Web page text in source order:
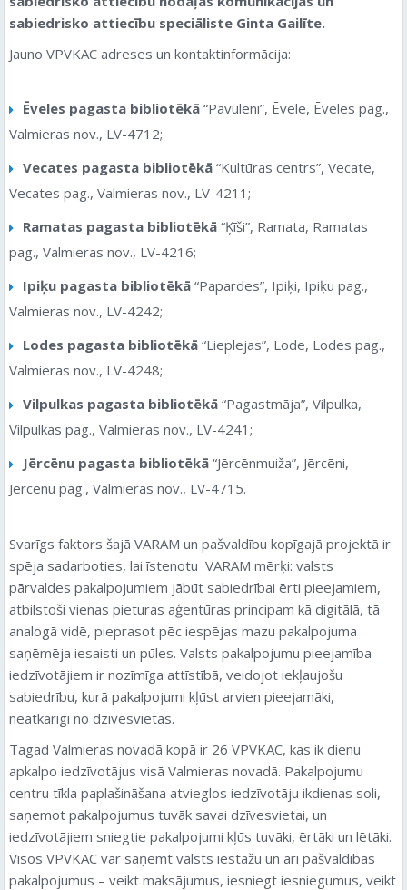
sabiedrisko attiecību speciāliste Ginta Gailīte.
Jauno VPVKAC adreses un kontaktinformācija:
Ēveles pagasta bibliotēkā “Pāvulēni”, Ēvele, Ēveles pag.,
Valmieras nov., LV-4712;
Vecates pagasta bibliotēkā “Kultūras centrs”, Vecate,
Vecates pag., Valmieras nov., LV-4211;
Ramatas pagasta bibliotēkā “Ķīši”, Ramata, Ramatas
pag., Valmieras nov., LV-4216;
Ipiķu pagasta bibliotēkā “Papardes”, Ipiķi, Ipiķu pag.,
Valmieras nov., LV-4242;
Lodes pagasta bibliotēkā “Lieplejas”, Lode, Lodes pag.,
Valmieras nov., LV-4248;
Vilpulkas pagasta bibliotēkā “Pagastmāja”, Vilpulka,
Vilpulkas pag., Valmieras nov., LV-4241;
Jērcēnu pagasta bibliotēkā “Jērcēnmuiža”, Jērcēni,
Jērcēnu pag., Valmieras nov., LV-4715.
Svarīgs faktors šajā VARAM un pašvaldību kopīgajā projektā ir
spēja sadarboties, lai īstenotu VARAM mērķi: valsts
pārvaldes pakalpojumiem jābūt sabiedrībai ērti pieejamiem,
atbilstoši vienas pieturas aģentūras principam kā digitālā, tā
analogā vidē, pieprasot pēc iespējas mazu pakalpojuma
saņēmēja iesaisti un pūles. Valsts pakalpojumu pieejamība
iedzīvotājiem ir nozīmīga attīstībā, veidojot iekļaujošu
sabiedrību, kurā pakalpojumi kļūst arvien pieejamāki,
neatkarīgi no dzīvesvietas.
Tagad Valmieras novadā kopā ir 26 VPVKAC, kas ik dienu
apkalpo iedzīvotājus visā Valmieras novadā. Pakalpojumu
centru tīkla paplašināšana atvieglos iedzīvotāju ikdienas soli,
saņemot pakalpojumus tuvāk savai dzīvesvietai, un
iedzīvotājiem sniegtie pakalpojumi kļūs tuvāki, ērtāki un lētāki.
Visos VPVKAC var saņemt valsts iestāžu un arī pašvaldības
pakalpojumus – veikt maksājumus, iesniegt iesniegumus, veikt